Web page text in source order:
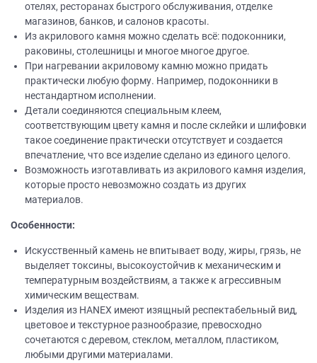
отелях, ресторанах быстрого обслуживания, отделке
магазинов, банков, и салонов красоты.
Из акрилового камня можно сделать всё: подоконники,
раковины, столешницы и многое многое другое.
При нагревании акриловому камню можно придать
практически любую форму. Например, подоконники в
нестандартном исполнении.
Детали соединяются специальным клеем,
соответствующим цвету камня и после склейки и шлифовки
такое соединение практически отсутствует и создается
впечатление, что все изделие сделано из единого целого.
Возможность изготавливать из акрилового камня изделия,
которые просто невозможно создать из других
материалов.
Особенности:
Искусственный камень не впитывает воду, жиры, грязь, не
выделяет токсины, высокоустойчив к механическим и
температурным воздействиям, а также к агрессивным
химическим веществам.
Изделия из НANEХ имеют изящный респектабельный вид,
цветовое и текстурное разнообразие, превосходно
сочетаются с деревом, стеклом, металлом, пластиком,
любыми другими материалами.